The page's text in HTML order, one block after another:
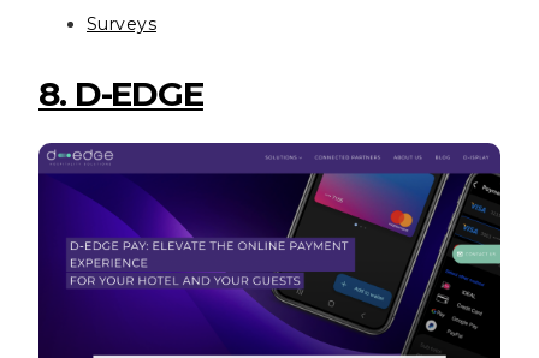
Surveys
8. D-EDGE